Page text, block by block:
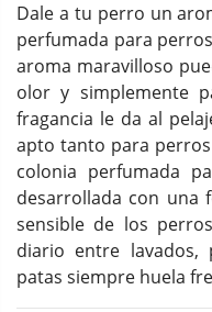
Dale a tu perro un
perfumada para
aroma maravilloso
olor y simplemente
fragancia le da al
apto tanto para
colonia perfumada
desarrollada con una
sensible de los
diario entre
patas siempre huela